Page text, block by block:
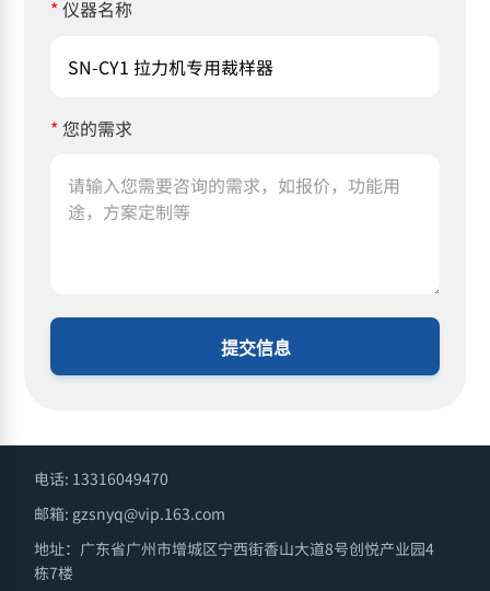
*仪器名称
*您的需求
提交信息
电话: 13316049470
邮箱: gzsnyq@vip.163.com
地址：广东省广州市增城区宁西街香山大道8号创悦产业园4
栋7楼